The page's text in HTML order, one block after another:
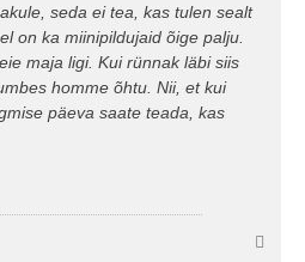
seda ei tea, kas tulen sealt
on ka miinipildujaid õige palju.
maja ligi. Kui rünnak läbi siis
homme õhtu. Nii, et kui
päeva saate teada, kas